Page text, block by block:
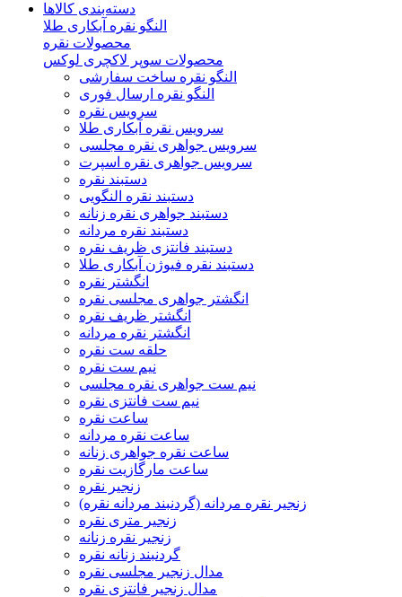
دسته‌بندی‌ کالاها
النگو نقره آبکاری طلا
محصولات نقره
محصولات سوپر لاکچری لوکس
النگو نقره ساخت سفارشی
النگو نقره ارسال فوری
سرویس نقره
سرویس نقره آبکاری طلا
سرویس جواهری نقره مجلسی
سرویس جواهری نقره اسپرت
دستبند نقره
دستبند نقره النگویی
دستبند جواهری نقره زنانه
دستبند نقره مردانه
دستبند فانتزی ظریف نقره
دستبند نقره فیوژن آبکاری طلا
انگشتر نقره
انگشتر جواهری مجلسی نقره
انگشتر ظریف نقره
انگشتر نقره مردانه
حلقه ست نقره
نیم ست نقره
نیم ست جواهری نقره مجلسی
نیم ست فانتزی نقره
ساعت نقره
ساعت نقره مردانه
ساعت نقره جواهری زنانه
ساعت مارگازیت نقره
زنجیر نقره
زنجیر نقره مردانه (گردنبند مردانه نقره)
زنجیر متری نقره
زنجیر نقره زنانه
گردنبند زنانه نقره
مدال زنجیر مجلسی نقره
مدال زنجیر فانتزی نقره